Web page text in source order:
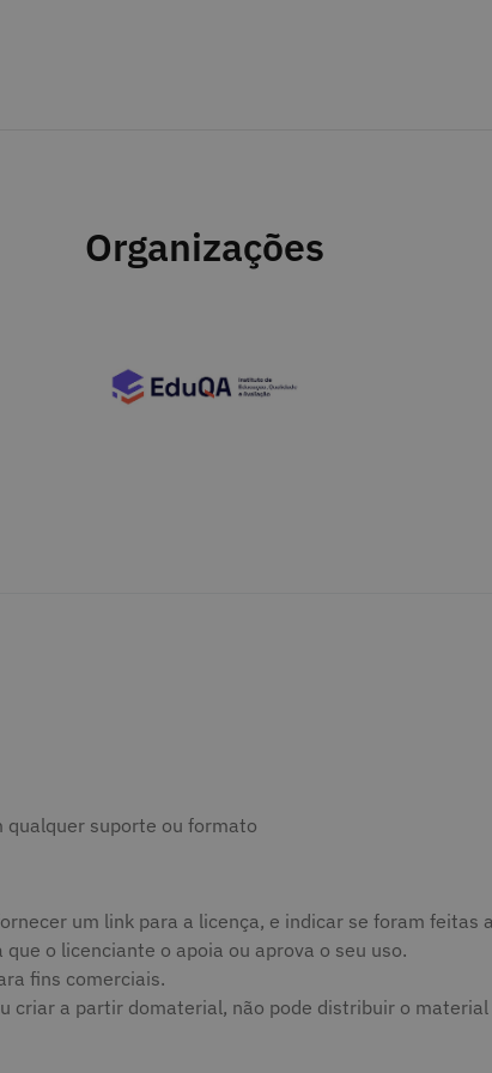
Organizações
suporte ou formato
um link para a licença, e indicar se foram feitas
o licenciante o apoia ou aprova o seu uso.
fins comerciais.
criar a partir domaterial, não pode distribuir o